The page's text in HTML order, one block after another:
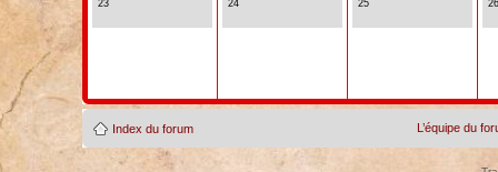
23 24 25 26
Index du forum L’équipe du